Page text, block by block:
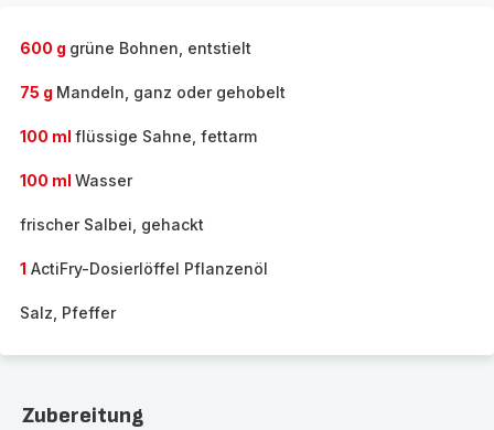
600 g grüne Bohnen, entstielt
75 g Mandeln, ganz oder gehobelt
100 ml flüssige Sahne, fettarm
100 ml Wasser
frischer Salbei, gehackt
1 ActiFry-Dosierlöffel Pflanzenöl
Salz, Pfeffer
Zubereitung